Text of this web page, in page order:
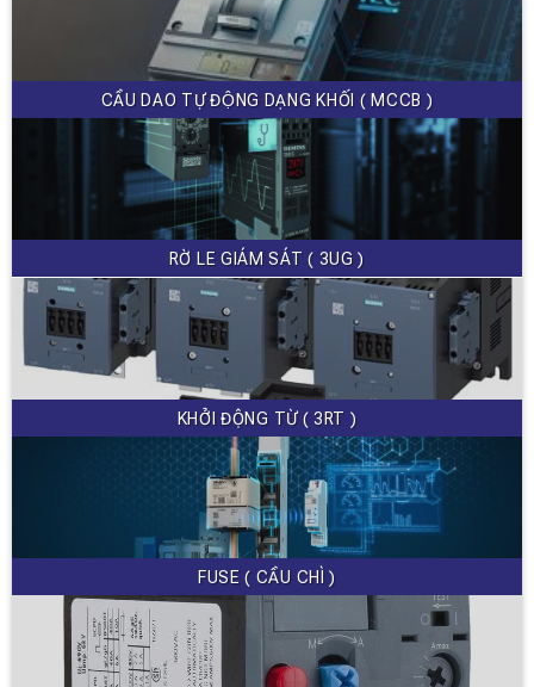
CẦU DAO TỰ ĐỘNG DẠNG KHỐI ( MCCB )
RỜ LE GIÁM SÁT ( 3UG )
KHỞI ĐỘNG TỪ ( 3RT )
FUSE ( CẦU CHÌ )